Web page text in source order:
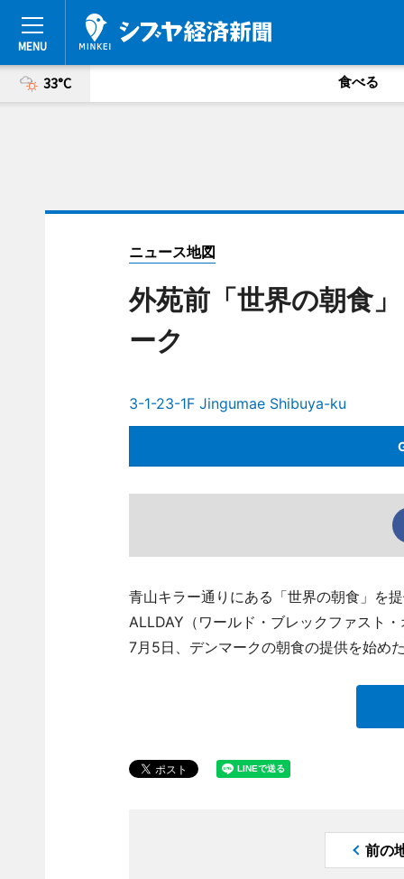
33°C 食べる
ニュース地図
外苑前「世界の朝食
ーク
3-1-23-1F Jingumae Shibuya-ku
青山キラー通りにある「世界の朝食」を
ALLDAY（ワールド・ブレックファスト
7月5日、デンマークの朝食の提供を始め
前の